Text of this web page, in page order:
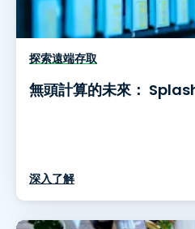
探索遠端存取
無頭計算的未來：
深入了解